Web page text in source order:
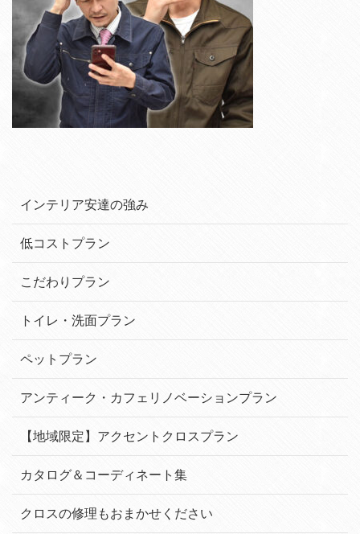
インテリア安達の強み
低コストプラン
こだわりプラン
トイレ・洗面プラン
ペットプラン
アンティーク・カフェリノベーションプラン
【地域限定】アクセントクロスプラン
カタログ＆コーディネート集
クロスの修理もおまかせください